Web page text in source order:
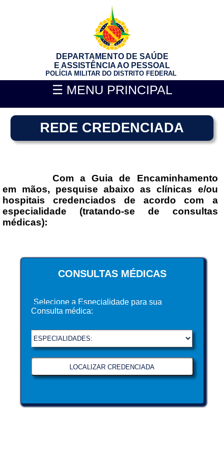
☰ MENU PRINCIPAL
DEPARTAMENTO DE SAÚDE
E ASSISTÊNCIA AO PESSOAL
POLÍCIA MILITAR DO DISTRITO FEDERAL
REDE CREDENCIADA
Com a Guia de Encaminhamento
em mãos, pesquise abaixo as clínicas e/ou
hospitais credenciados de acordo com a
especialidade (tratando-se de consultas
médicas):
CONSULTAS MÉDICAS
Selecione a Especialidade para sua
Consulta médica: